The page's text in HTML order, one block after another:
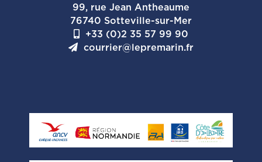
99, rue Jean Antheaume
76740 Sotteville-sur-Mer
+33 (0)2 35 57 99 90
courrier@lepremarin.fr